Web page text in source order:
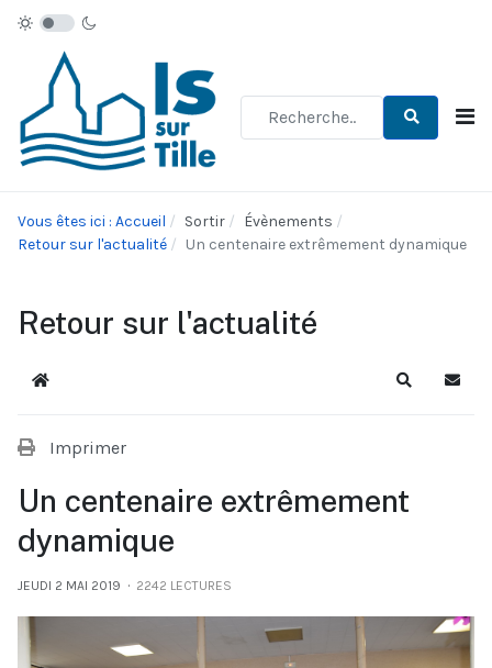
Vous êtes ici : Accueil Sortir
Évènements
Retour sur l'actualité
Un centenaire extrêmement dynamique
Retour sur l'actualité
Accueil Recherche
Imprimer
Un centenaire extrêmement
dynamique
JEUDI 2 MAI 2019 2242 LECTURES